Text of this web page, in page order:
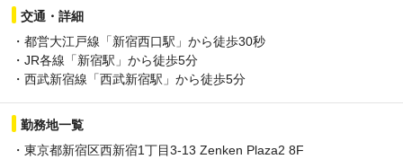
交通・詳細
・都営大江戸線「新宿西口駅」から徒歩30秒
・JR各線「新宿駅」から徒歩5分
・西武新宿線「西武新宿駅」から徒歩5分
勤務地一覧
・東京都新宿区西新宿1丁目3-13 Zenken Plaza2 8F